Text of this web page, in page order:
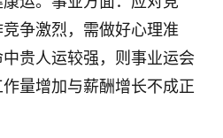
争激烈，需做好心理准
贵人运较强，则事业运会
量增加与薪酬增长不成正
32
病殃殃的，去检查又没什么大
服。中医西医看遍了，找不到问
人推荐慧来老师，跟老师聊过